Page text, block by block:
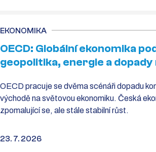
EKONOMIKA
OECD: Globální ekonomika
geopolitika, energie a dopady
OECD pracuje se dvěma scénáři dopadu
východě na světovou ekonomiku. Česká
zpomalující se, ale stále stabilní růst.
23. 7. 2026